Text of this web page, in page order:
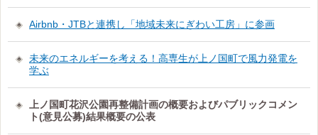
Airbnb・JTBと連携し「地域未来にぎわい工房」に参画
未来のエネルギーを考える！高専生が上ノ国町で風力発電を
学ぶ
上ノ国町花沢公園再整備計画の概要およびパブリックコメン
ト(意見公募)結果概要の公表